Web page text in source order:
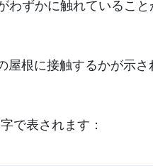
わずかに触れているこ
屋根に接触するかが示
で表されます：